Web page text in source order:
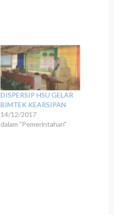
DISPERSIP HSU GELAR
BIMTEK KEARSIPAN
14/12/2017
dalam "Pemerintahan"